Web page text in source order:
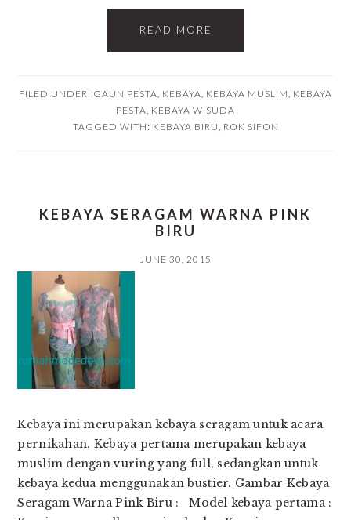
READ MORE
FILED UNDER: GAUN PESTA, KEBAYA, KEBAYA MUSLIM, KEBAYA
PESTA, KEBAYA WISUDA
TAGGED WITH: KEBAYA BIRU, ROK SIFON
KEBAYA SERAGAM WARNA PINK
BIRU
JUNE 30, 2015
Kebaya ini merupakan kebaya seragam untuk acara
pernikahan. Kebaya pertama merupakan kebaya
muslim dengan vuring yang full, sedangkan untuk
kebaya kedua menggunakan bustier. Gambar Kebaya
Seragam Warna Pink Biru : Model kebaya pertama :